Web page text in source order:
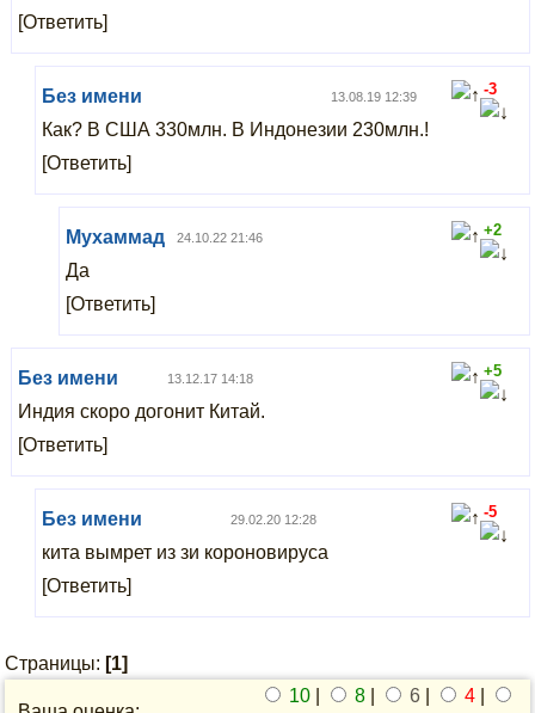
[Ответить]
Без имени 13.08.19 12:39
Как? В США 330млн. В Индонезии 230млн.!
[Ответить]
-3
Мухаммад 24.10.22 21:46
Да
[Ответить]
+2
Без имени 13.12.17 14:18
Индия скоро догонит Китай.
[Ответить]
+5
Без имени 29.02.20 12:28
кита вымрет из зи короновируса
[Ответить]
-5
Страницы: [1]
10 8 6 4